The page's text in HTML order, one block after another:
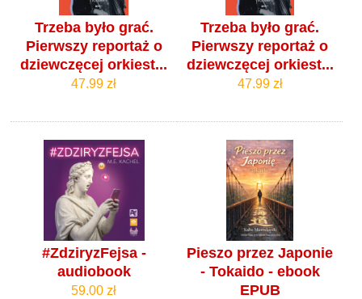
Trzeba było grać.
Pierwszy reportaż o
dziewczęcej orkiest...
47.99 zł
Trzeba było grać.
Pierwszy reportaż o
dziewczęcej orkiest...
47.99 zł
#ZdziryzFejsa -
audiobook
59.00 zł
Pieszo przez Japonie
- Tokaido - ebook
EPUB